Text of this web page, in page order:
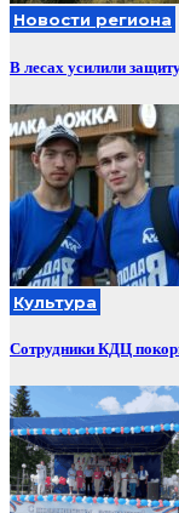
Новости региона
В лесах усилили
Культура
Сотрудники КДЦ